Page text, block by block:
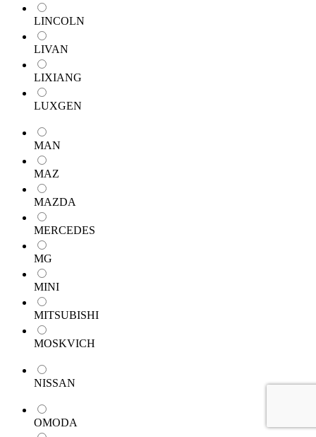
LINCOLN
LIVAN
LIXIANG
LUXGEN
MAN
MAZ
MAZDA
MERCEDES
MG
MINI
MITSUBISHI
MOSKVICH
NISSAN
OMODA